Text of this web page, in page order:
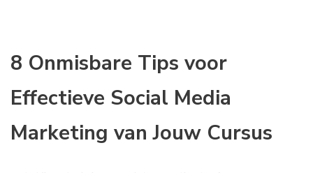
8 Onmisbare Tips voor
Effectieve Social Media
Marketing van Jouw Cursus